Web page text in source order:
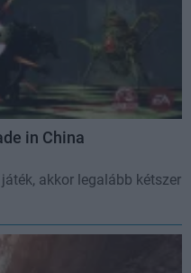
in China
akkor legalább kétszer